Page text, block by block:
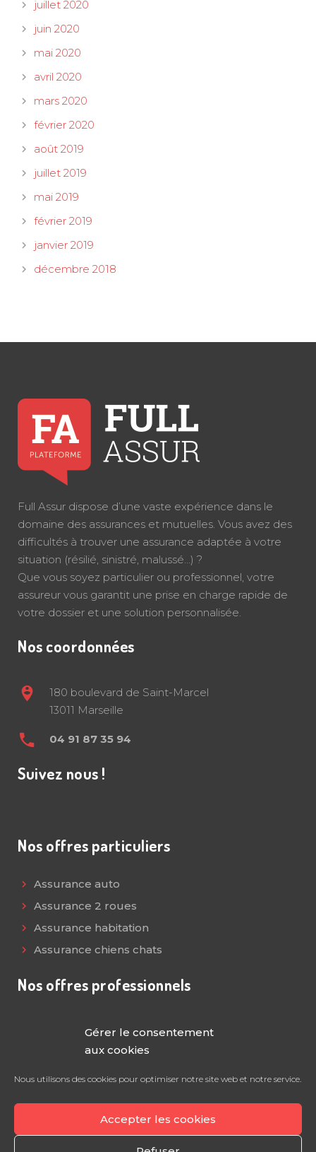
Gérer le consentement
aux cookies
Nous utilisons des cookies pour optimiser notre site web et notre service.
Accepter les cookies
juillet 2020
juin 2020
mai 2020
avril 2020
mars 2020
février 2020
août 2019
juillet 2019
mai 2019
février 2019
janvier 2019
décembre 2018
Full Assur dispose d’une vaste expérience dans le
domaine des assurances et mutuelles. Vous avez des
difficultés à trouver une assurance adaptée à votre
situation (résilié, sinistré, malussé…) ?
Que vous soyez particulier ou professionnel, votre
assureur vous garantit une prise en charge rapide de
votre dossier et une solution personnalisée.
Nos coordonnées
180 boulevard de Saint-Marcel
13011 Marseille
04 91 87 35 94
Suivez nous !
Nos offres particuliers
Assurance auto
Assurance 2 roues
Assurance habitation
Assurance chiens chats
Nos offres professionnels
Assurance décennale